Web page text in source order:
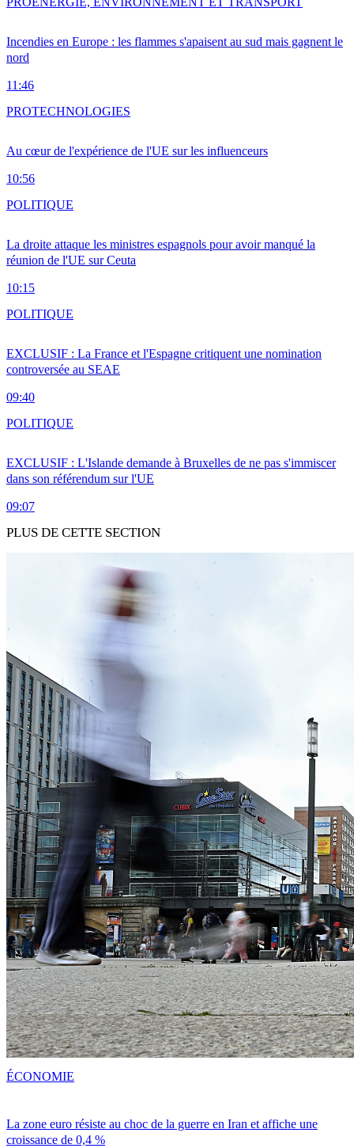
Incendies en Europe : les flammes s'apaisent au sud mais gagnent le
nord
11:46
Au cœur de l'expérience de l'UE sur les influenceurs
10:56
PROTECHNOLOGIES
La droite attaque les ministres espagnols pour avoir manqué la
réunion de l'UE sur Ceuta
10:15
POLITIQUE
EXCLUSIF : La France et l'Espagne critiquent une nomination
controversée au SEAE
09:40
POLITIQUE
EXCLUSIF : L'Islande demande à Bruxelles de ne pas s'immiscer
dans son référendum sur l'UE
09:07
POLITIQUE
PLUS DE CETTE SECTION
La zone euro résiste au choc de la guerre en Iran et affiche une
croissance de 0,4 %
ÉCONOMIE